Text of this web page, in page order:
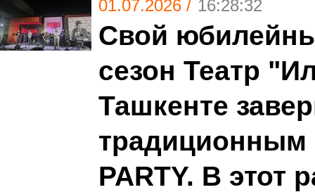
01.07.2026 / 16:28:32
Свой
сезон Театр
Ташкенте
традиционным
PARTY. В этот